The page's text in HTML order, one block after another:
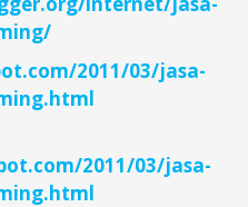
2011/03/jasa-
2011/03/jasa-